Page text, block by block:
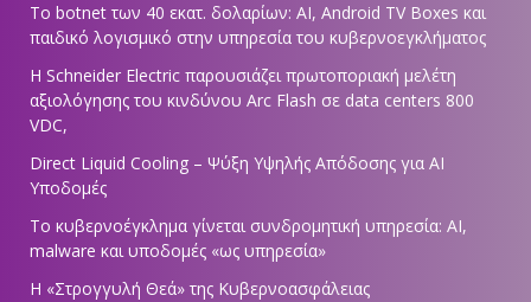
Το botnet των 40 εκατ. δολαρίων: AI, Android TV Boxes και
παιδικό λογισμικό στην υπηρεσία του κυβερνοεγκλήματος
Η Schneider Electric παρουσιάζει πρωτοποριακή μελέτη
αξιολόγησης του κινδύνου Arc Flash σε data centers 800
VDC,
Direct Liquid Cooling – Ψύξη Υψηλής Απόδοσης για AI
Υποδομές
Το κυβερνοέγκλημα γίνεται συνδρομητική υπηρεσία: AI,
malware και υποδομές «ως υπηρεσία»
Η «Στρογγυλή Θεά» της Κυβερνοασφάλειας